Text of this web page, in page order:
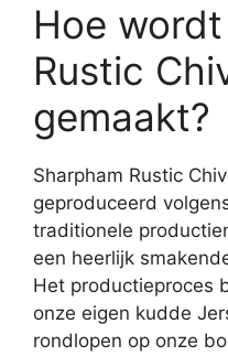
Hoe
Rustic
gemaakt?
Sharpham Rustic
geproduceerd
traditionele
een heerlijk
Het productieproces
onze eigen kudde
rondlopen op onze